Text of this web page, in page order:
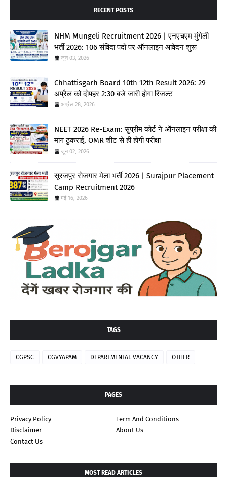
RECENT POSTS
NHM Mungeli Recruitment 2026 | एनएचएम मुंगेली
भर्ती 2026: 106 संविदा पदों पर ऑनलाइन आवेदन शुरू
जून 03, 2026
Chhattisgarh Board 10th 12th Result 2026: 29
अप्रैल को दोपहर 2:30 बजे जारी होगा रिजल्ट
अप्रैल 28, 2026
NEET 2026 Re-Exam: सुप्रीम कोर्ट ने ऑनलाइन परीक्षा की
मांग ठुकराई, OMR शीट से ही होगी परीक्षा
जून 02, 2026
सूरजपुर रोजगार मेला भर्ती 2026 | Surajpur Placement
Camp Recruitment 2026
मई 16, 2026
TAGS
CGPSC CGVYAPAM DEPARTMENTAL VACANCY OTHER
PAGES
Privacy Policy
Term And Conditions
Disclaimer
About Us
Contact Us
MOST READ ARTICLES